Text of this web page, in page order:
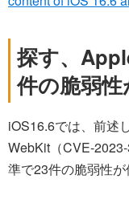
探す、
件の脆弱
iOS16.6では、前述
WebKit（CVE-
準で23件の脆弱性が